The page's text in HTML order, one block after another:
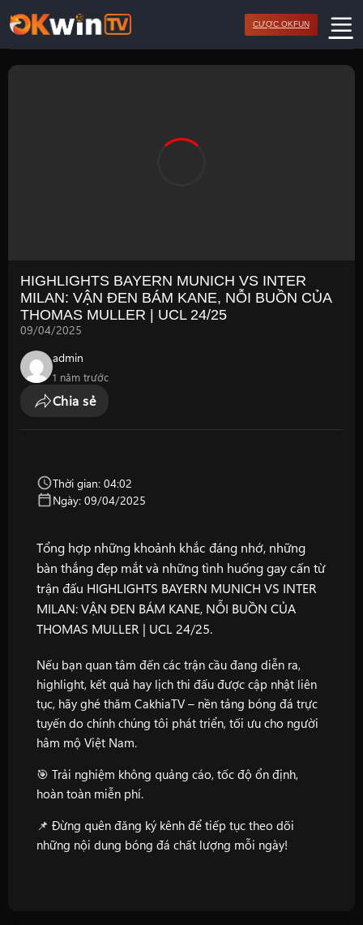
qua
nội
dung
CƯỢC OKFUN
HIGHLIGHTS BAYERN MUNICH VS INTER
MILAN: VẬN ĐEN BÁM KANE, NỖI BUỒN CỦA
THOMAS MULLER | UCL 24/25
09/04/2025
admin
1 năm trước
Chia sẻ
Thời gian: 04:02
Ngày: 09/04/2025
Tổng hợp những khoảnh khắc đáng nhớ, những
bàn thắng đẹp mắt và những tình huống gay cấn từ
trận đấu HIGHLIGHTS BAYERN MUNICH VS INTER
MILAN: VẬN ĐEN BÁM KANE, NỖI BUỒN CỦA
THOMAS MULLER | UCL 24/25.
Nếu bạn quan tâm đến các trận cầu đang diễn ra,
highlight, kết quả hay lịch thi đấu được cập nhật liên
tục, hãy ghé thăm CakhiaTV – nền tảng bóng đá trực
tuyến do chính chúng tôi phát triển, tối ưu cho người
hâm mộ Việt Nam.
🎯 Trải nghiệm không quảng cáo, tốc độ ổn định,
hoàn toàn miễn phí.
📌 Đừng quên đăng ký kênh để tiếp tục theo dõi
những nội dung bóng đá chất lượng mỗi ngày!